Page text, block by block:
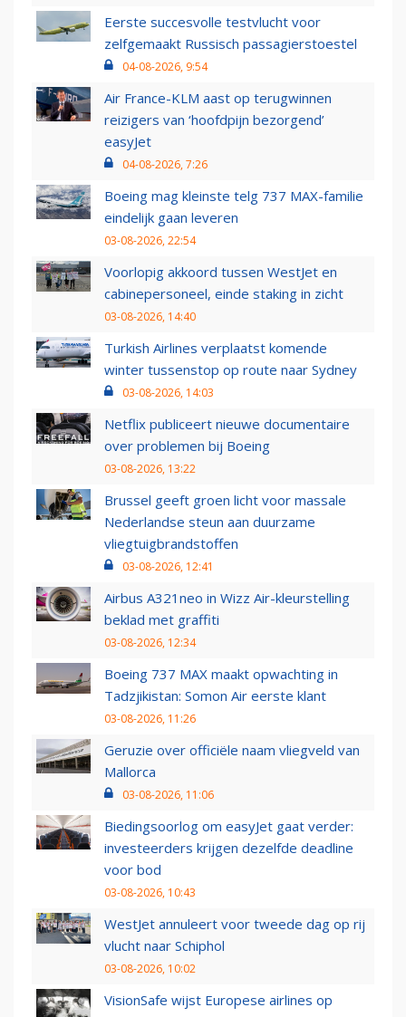
Eerste succesvolle testvlucht voor
zelfgemaakt Russisch passagierstoestel
04-08-2026, 9:54
Air France-KLM aast op terugwinnen
reizigers van ‘hoofdpijn bezorgend’
easyJet
04-08-2026, 7:26
Boeing mag kleinste telg 737 MAX-familie
eindelijk gaan leveren
03-08-2026, 22:54
Voorlopig akkoord tussen WestJet en
cabinepersoneel, einde staking in zicht
03-08-2026, 14:40
Turkish Airlines verplaatst komende
winter tussenstop op route naar Sydney
03-08-2026, 14:03
Netflix publiceert nieuwe documentaire
over problemen bij Boeing
03-08-2026, 13:22
Brussel geeft groen licht voor massale
Nederlandse steun aan duurzame
vliegtuigbrandstoffen
03-08-2026, 12:41
Airbus A321neo in Wizz Air-kleurstelling
beklad met graffiti
03-08-2026, 12:34
Boeing 737 MAX maakt opwachting in
Tadzjikistan: Somon Air eerste klant
03-08-2026, 11:26
Geruzie over officiële naam vliegveld van
Mallorca
03-08-2026, 11:06
Biedingsoorlog om easyJet gaat verder:
investeerders krijgen dezelfde deadline
voor bod
03-08-2026, 10:43
WestJet annuleert voor tweede dag op rij
vlucht naar Schiphol
03-08-2026, 10:02
VisionSafe wijst Europese airlines op